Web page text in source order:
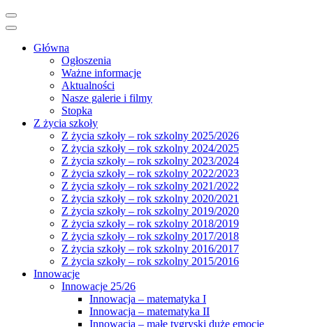
Główna
Ogłoszenia
Ważne informacje
Aktualności
Nasze galerie i filmy
Stopka
Z życia szkoły
Z życia szkoły – rok szkolny 2025/2026
Z życia szkoły – rok szkolny 2024/2025
Z życia szkoły – rok szkolny 2023/2024
Z życia szkoły – rok szkolny 2022/2023
Z życia szkoły – rok szkolny 2021/2022
Z życia szkoły – rok szkolny 2020/2021
Z życia szkoły – rok szkolny 2019/2020
Z życia szkoły – rok szkolny 2018/2019
Z życia szkoły – rok szkolny 2017/2018
Z życia szkoły – rok szkolny 2016/2017
Z życia szkoły – rok szkolny 2015/2016
Innowacje
Innowacje 25/26
Innowacja – matematyka I
Innowacja – matematyka II
Innowacja – małe tygryski duże emocje